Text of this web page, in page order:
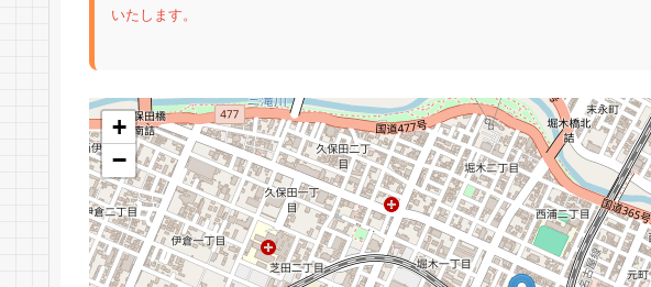
いたします。
+
−